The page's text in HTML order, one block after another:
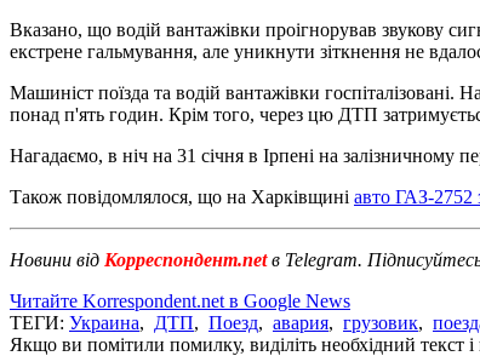
Вказано, що водій вантажівки проігнорував звукову
екстрене гальмування, але уникнути зіткнення не
Машиніст поїзда та водій вантажівки
понад п'ять годин. Крім того, через цю ДТП
Нагадаємо, в ніч на 31 січня в Ірпені на залізничному
Також повідомлялося, що на Харківщині авто ГАЗ-2752
Новини від Корреспондент.netв Telegram.
Читайте Korrespondent.net в Google News
ТЕГИ: Украина, ДТП, Поезд, авария, грузовик,
Якщо ви помітили помилку, виділіть необхідний текст